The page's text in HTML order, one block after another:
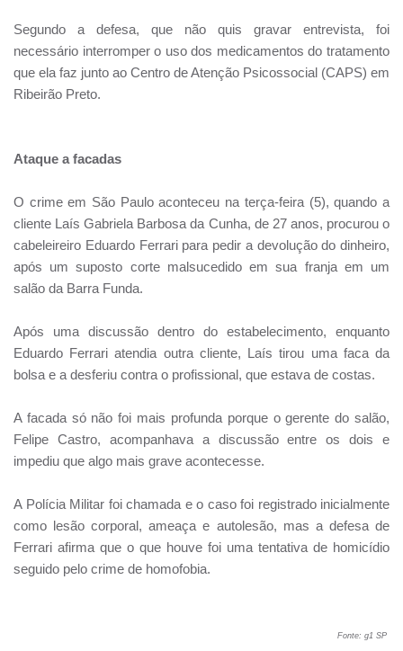
Segundo a defesa, que não quis gravar entrevista, foi
necessário interromper o uso dos medicamentos do tratamento
que ela faz junto ao Centro de Atenção Psicossocial (CAPS) em
Ribeirão Preto.
Ataque a facadas
O crime em São Paulo aconteceu na terça-feira (5), quando a
cliente Laís Gabriela Barbosa da Cunha, de 27 anos, procurou o
cabeleireiro Eduardo Ferrari para pedir a devolução do dinheiro,
após um suposto corte malsucedido em sua franja em um
salão da Barra Funda.
Após uma discussão dentro do estabelecimento, enquanto
Eduardo Ferrari atendia outra cliente, Laís tirou uma faca da
bolsa e a desferiu contra o profissional, que estava de costas.
A facada só não foi mais profunda porque o gerente do salão,
Felipe Castro, acompanhava a discussão entre os dois e
impediu que algo mais grave acontecesse.
A Polícia Militar foi chamada e o caso foi registrado inicialmente
como lesão corporal, ameaça e autolesão, mas a defesa de
Ferrari afirma que o que houve foi uma tentativa de homicídio
seguido pelo crime de homofobia.
Fonte: g1 SP